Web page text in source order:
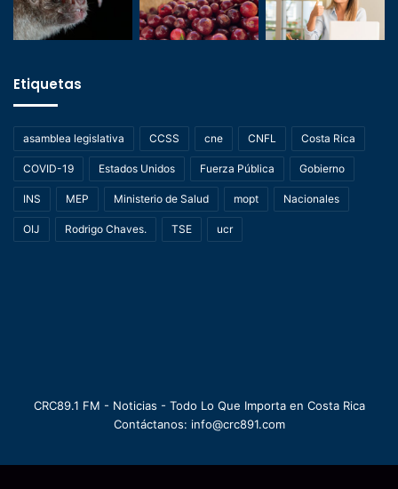
Etiquetas
asamblea legislativa CCSS cne CNFL Costa Rica
COVID-19 Estados Unidos Fuerza Pública Gobierno
INS MEP Ministerio de Salud mopt Nacionales
OIJ Rodrigo Chaves. TSE ucr
CRC89.1 FM - Noticias - Todo Lo Que Importa en Costa Rica
Contáctanos: info@crc891.com